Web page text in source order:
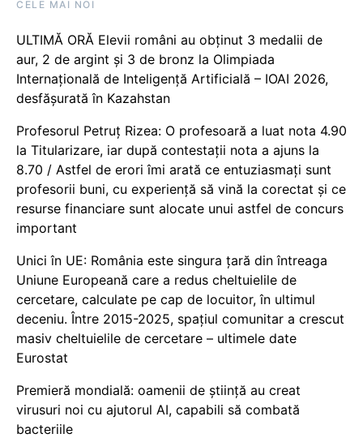
CELE MAI NOI
ULTIMĂ ORĂ Elevii români au obținut 3 medalii de
aur, 2 de argint și 3 de bronz la Olimpiada
Internațională de Inteligență Artificială – IOAI 2026,
desfășurată în Kazahstan
Profesorul Petruț Rizea: O profesoară a luat nota 4.90
la Titularizare, iar după contestații nota a ajuns la
8.70 / Astfel de erori îmi arată ce entuziasmați sunt
profesorii buni, cu experiență să vină la corectat și ce
resurse financiare sunt alocate unui astfel de concurs
important
Unici în UE: România este singura țară din întreaga
Uniune Europeană care a redus cheltuielile de
cercetare, calculate pe cap de locuitor, în ultimul
deceniu. Între 2015-2025, spațiul comunitar a crescut
masiv cheltuielile de cercetare – ultimele date
Eurostat
Premieră mondială: oamenii de știință au creat
virusuri noi cu ajutorul AI, capabili să combată
bacteriile